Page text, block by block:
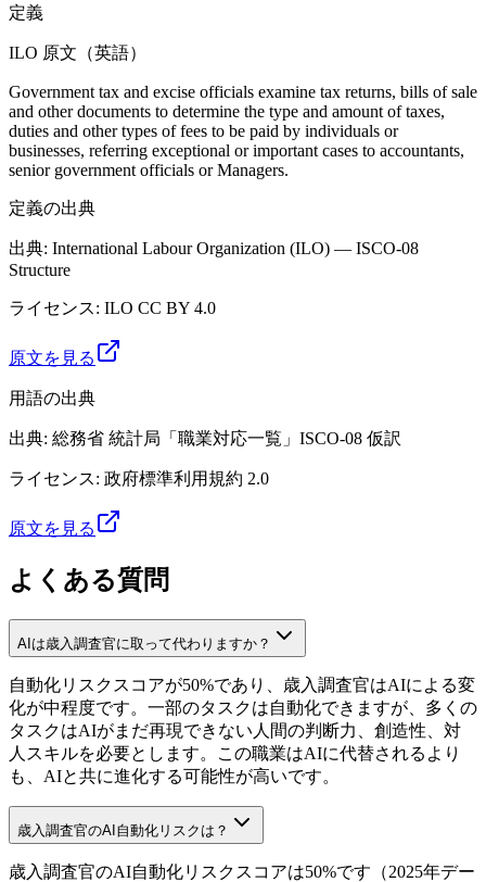
定義
ILO 原文（英語）
Government tax and excise officials examine tax returns, bills of sale
and other documents to determine the type and amount of taxes,
duties and other types of fees to be paid by individuals or
businesses, referring exceptional or important cases to accountants,
senior government officials or Managers.
定義の出典
出典: International Labour Organization (ILO) — ISCO-08
Structure
ライセンス: ILO CC BY 4.0
原文を見る
用語の出典
出典: 総務省 統計局「職業対応一覧」ISCO-08 仮訳
ライセンス: 政府標準利用規約 2.0
原文を見る
よくある質問
AIは歳入調査官に取って代わりますか？
自動化リスクスコアが50%であり、歳入調査官はAIによる変
化が中程度です。一部のタスクは自動化できますが、多くの
タスクはAIがまだ再現できない人間の判断力、創造性、対
人スキルを必要とします。この職業はAIに代替されるより
も、AIと共に進化する可能性が高いです。
歳入調査官のAI自動化リスクは？
歳入調査官のAI自動化リスクスコアは50%です（2025年デー